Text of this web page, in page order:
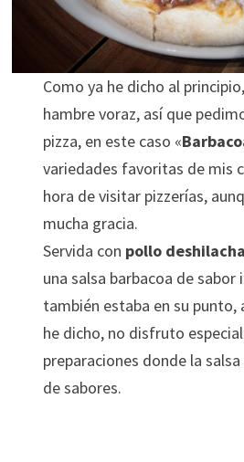
Como ya he dicho al
hambre voraz, así que
pizza, en este caso «
variedades favoritas de mis
hora de visitar pizzerías,
mucha gracia.
Servida con pollo
una salsa barbacoa de
también estaba en su punto,
he dicho, no disfruto
preparaciones donde la
de sabores.